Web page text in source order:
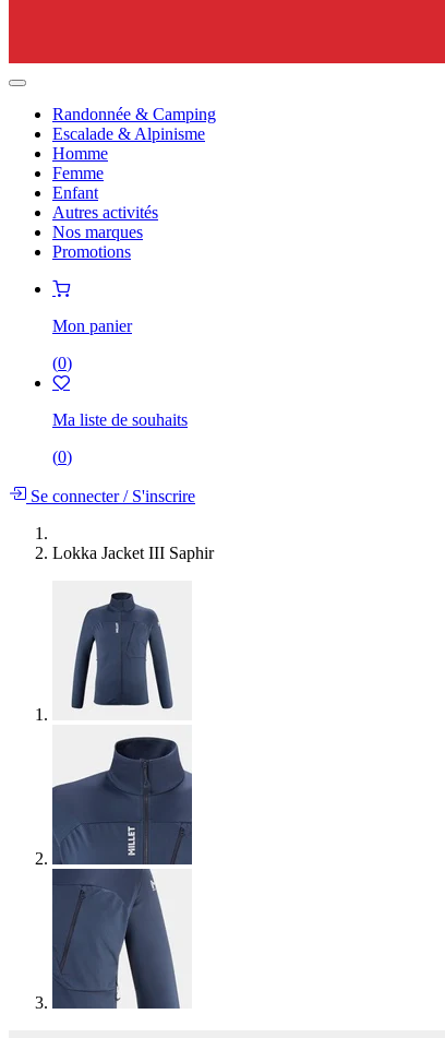
Randonnée & Camping
Escalade & Alpinisme
Homme
Femme
Enfant
Autres activités
Nos marques
Promotions
Mon panier
(0)
Ma liste de souhaits
(0)
Se connecter/S'inscrire
Lokka Jacket III Saphir